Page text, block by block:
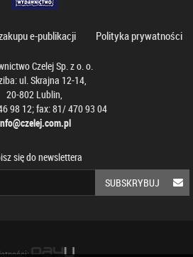
e-publikacji Polityka prywatności
Czelej Sp. z o. o.
ul. Skrajna 12-14,
20-802 Lublin,
98 12; fax: 81/ 470 93 04
się do newslettera
SUBSKRYBUJ